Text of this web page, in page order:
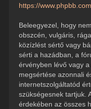
https://
Beleegyezel, hogy
obszcén, vulgáris,
közízlést sértő vagy
sérti a hazádban, a
érvényben lévő vagy
megsértése azonnali
internetszolgáltatód
szükségesnek tartjuk.
érdekében az összes